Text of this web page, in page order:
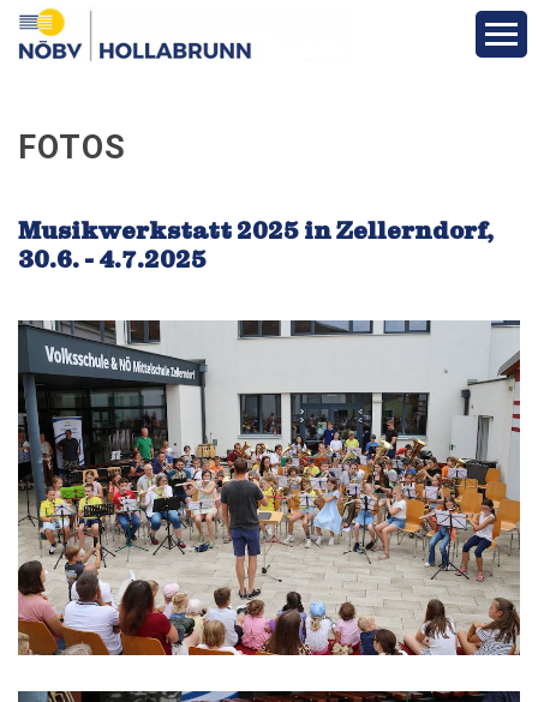
Vereine
Funktionäre
Fotos
Veranstaltungen
Bewerbe und Ergebnisse
Formulare & Downloads
FOTOS
Musikwerkstatt 2025 in Zellerndorf,
30.6. - 4.7.2025